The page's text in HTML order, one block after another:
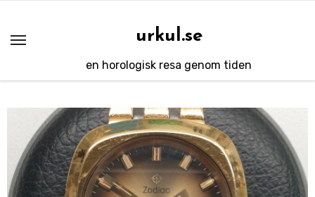
innehåll
urkul.se
en horologisk resa genom tiden